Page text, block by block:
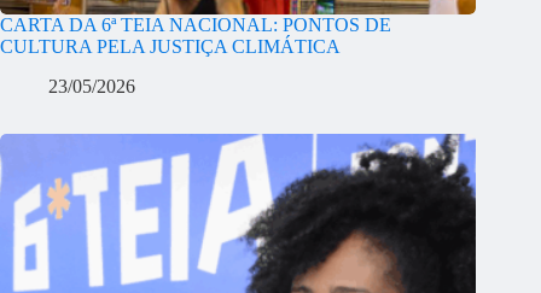
CARTA DA 6ª TEIA NACIONAL: PONTOS DE
CULTURA PELA JUSTIÇA CLIMÁTICA
23/05/2026